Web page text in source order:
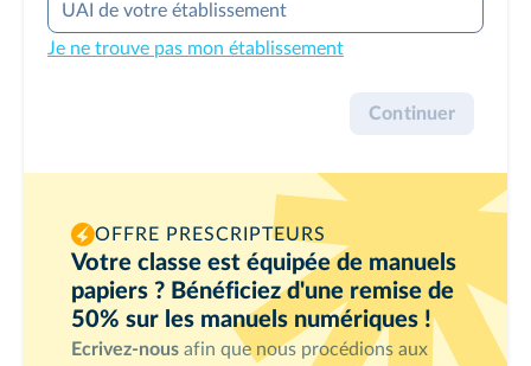
UAI de votre établissement
Je ne trouve pas mon établissement
Continuer
OFFRE PRESCRIPTEURS
Votre classe est équipée de manuels
papiers ? Bénéficiez d'une remise de
50% sur les manuels numériques !
Ecrivez-nous afin que nous procédions aux